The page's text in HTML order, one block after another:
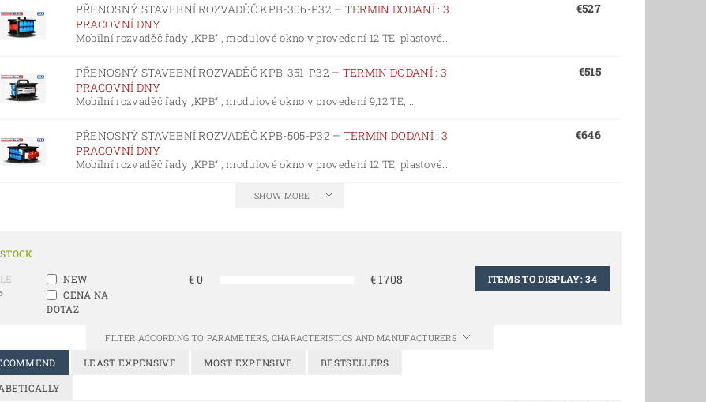
PŘENOSNÝ STAVEBNÍ ROZVADĚČ KPB-306-P32 – TERMIN DODANÍ : 3
PRACOVNÍ DNY
Mobilní rozvaděč řady „KPB“ , modulové okno v provedení 12 TE, plastové...
€527
PŘENOSNÝ STAVEBNÍ ROZVADĚČ KPB-351-P32 – TERMIN DODANÍ : 3
PRACOVNÍ DNY
Mobilní rozvaděč řady „KPB“ , modulové okno v provedení 9,12 TE,...
€515
PŘENOSNÝ STAVEBNÍ ROZVADĚČ KPB-505-P32 – TERMIN DODANÍ : 3
PRACOVNÍ DNY
Mobilní rozvaděč řady „KPB“ , modulové okno v provedení 12 TE, plastové...
€646
SHOW MORE
NEW
CENA NA
DOTAZ
€0 €1708 ITEMS TO DISPLAY:34
FILTER ACCORDING TO PARAMETERS, CHARACTERISTICS AND MANUFACTURERS
LEAST EXPENSIVE MOST EXPENSIVE
BESTSELLERS